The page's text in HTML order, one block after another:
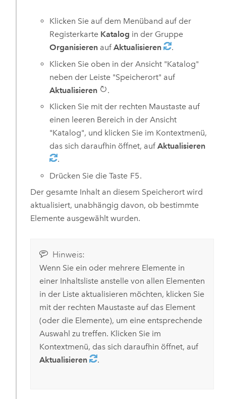
Klicken Sie auf dem Menüband auf der
Registerkarte Katalog in der Gruppe
Organisieren aufAktualisieren
.
Klicken Sie oben in der Ansicht "Katalog"
neben der Leiste "Speicherort" auf
Aktualisieren
.
Klicken Sie mit der rechten Maustaste auf
einen leeren Bereich in der Ansicht
"Katalog", und klicken Sie im Kontextmenü,
das sich daraufhin öffnet, aufAktualisieren
.
Drücken Sie die Taste F5.
Der gesamte Inhalt an diesem Speicherort wird
aktualisiert, unabhängig davon, ob bestimmte
Elemente ausgewählt wurden.
Hinweis:
Wenn Sie ein oder mehrere Elemente in
einer Inhaltsliste anstelle von allen Elementen
in der Liste aktualisieren möchten, klicken Sie
mit der rechten Maustaste auf das Element
(oder die Elemente), um eine entsprechende
Auswahl zu treffen. Klicken Sie im
Kontextmenü, das sich daraufhin öffnet, auf
Aktualisieren
.